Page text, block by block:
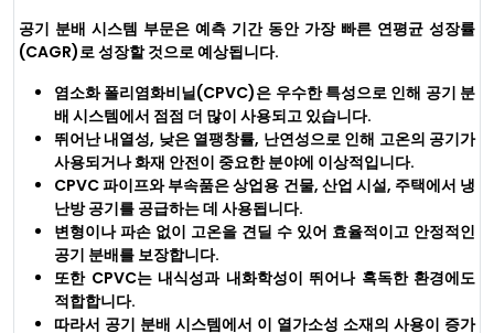
공기 분배 시스템 부문은 예측 기간 동안 가장 빠른 연평균 성장률
(CAGR)로 성장할 것으로 예상됩니다.
염소화 폴리염화비닐(CPVC)은 우수한 특성으로 인해 공기 분
배 시스템에서 점점 더 많이 사용되고 있습니다.
뛰어난 내열성, 낮은 열팽창률, 난연성으로 인해 고온의 공기가
사용되거나 화재 안전이 중요한 분야에 이상적입니다.
CPVC 파이프와 부속품은 상업용 건물, 산업 시설, 주택에서 냉
난방 공기를 공급하는 데 사용됩니다.
변형이나 파손 없이 고온을 견딜 수 있어 효율적이고 안정적인
공기 분배를 보장합니다.
또한 CPVC는 내식성과 내화학성이 뛰어나 혹독한 환경에도
적합합니다.
따라서 공기 분배 시스템에서 이 열가소성 소재의 사용이 증가